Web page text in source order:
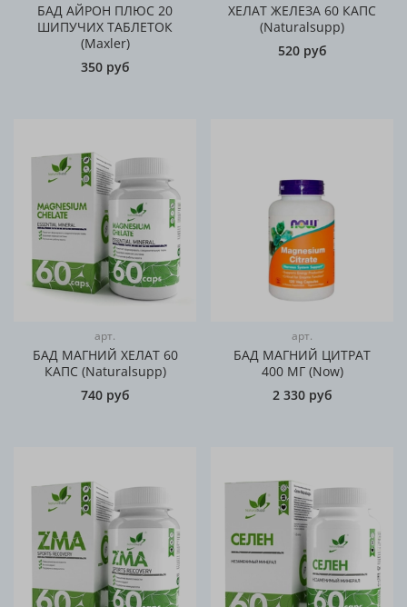
БАД АЙРОН ПЛЮС 20
ШИПУЧИХ ТАБЛЕТОК
(Maxler)
350 руб
ХЕЛАТ ЖЕЛЕЗА 60 КАПС
(Naturalsupp)
520 руб
арт.
БАД МАГНИЙ ХЕЛАТ 60
КАПС (Naturalsupp)
740 руб
арт.
БАД МАГНИЙ ЦИТРАТ
400 МГ (Now)
2 330 руб